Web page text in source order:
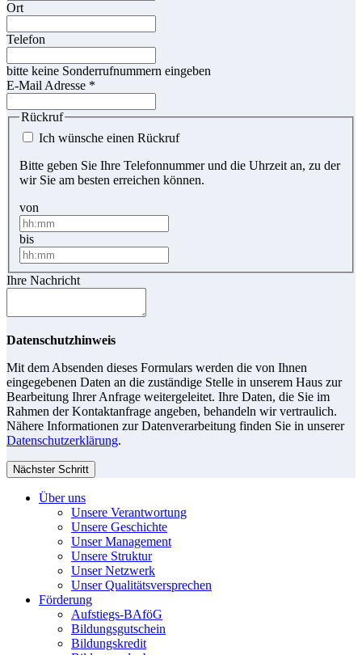
Ort
Telefon
bitte keine Sonderrufnummern eingeben
E-Mail Adresse *
Rückruf
Ich wünsche einen Rückruf
Bitte geben Sie Ihre Telefonnummer und die Uhrzeit an, zu der
wir Sie am besten erreichen können.
von
bis
Ihre Nachricht
Datenschutzhinweis
Mit dem Absenden dieses Formulars werden die von Ihnen
eingegebenen Daten an die zuständige Stelle in unserem Haus zur
Bearbeitung Ihrer Anfrage weitergeleitet. Ihre Daten, die Sie im
Rahmen der Kontaktanfrage angeben, behandeln wir vertraulich.
Nähere Informationen zur Datenverarbeitung finden Sie in unserer
Datenschutzerklärung.
Nächster Schritt
Über uns
Unsere Verantwortung
Unsere Geschichte
Unser Management
Unsere Struktur
Unser Netzwerk
Unser Qualitätsversprechen
Förderung
Aufstiegs-BAföG
Bildungsgutschein
Bildungskredit